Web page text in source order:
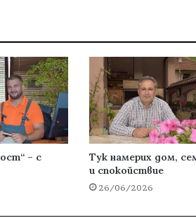
– с
Тук намерих дом,
и спокойствие
26/06/2026